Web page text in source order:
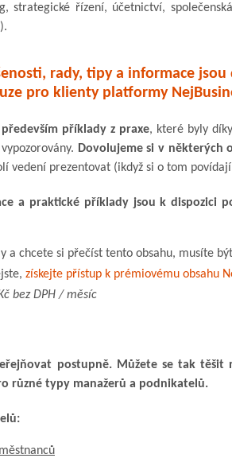
strategické řízení, účetnictví,
rady, tipy a informace jsou
pro klienty platformy
především příklady z praxe, které byly
Dovolujeme si v některých
vedení prezentovat (ikdyž si o tom
a praktické příklady jsou k dispozici
a chcete si přečíst tento obsahu, musíte
získejte přístup k prémiovému obsahu
bez DPH / měsíc
postupně. Můžete se tak těšit
různé typy manažerů a podnikatelů.